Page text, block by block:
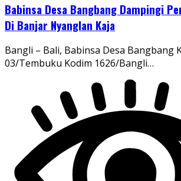
Babinsa Desa Bangbang Dampingi
Di Banjar Nyanglan Kaja
Bangli – Bali, Babinsa Desa Bangbang
03/Tembuku Kodim 1626/Bangli…